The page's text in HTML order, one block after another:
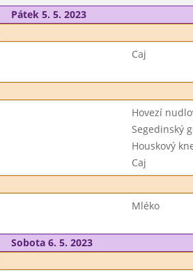
Pátek 5. 5. 2023
Caj
Hovezí
Segedinský
Houskový
Caj
Mléko
Sobota 6. 5. 2023